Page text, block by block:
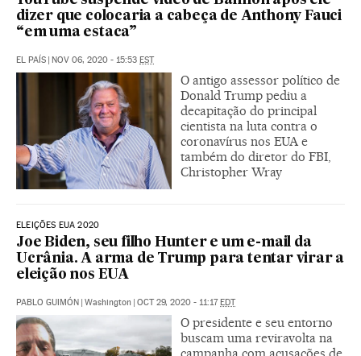
dizer que colocaria a cabeça de Anthony Fauci
“em uma estaca”
EL PAÍS NOV 06, 2020 - 15:53 EST
O antigo assessor político de
Donald Trump pediu a
decapitação do principal
cientista na luta contra o
coronavírus nos EUA e
também do diretor do FBI,
Christopher Wray
ELEIÇÕES EUA 2020
Joe Biden, seu filho Hunter e um e-mail da
Ucrânia. A arma de Trump para tentar virar a
eleição nos EUA
PABLO GUIMÓN | Washington | OCT 29, 2020 - 11:17EDT
O presidente e seu entorno
buscam uma reviravolta na